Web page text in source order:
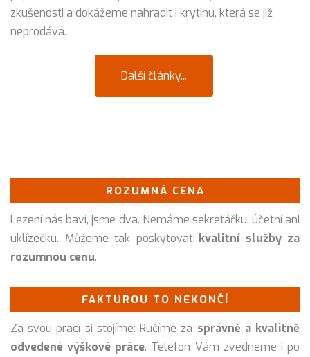
zkušenosti a dokážeme nahradit i krytinu, která se již
neprodává.
Další články...
ROZUMNÁ CENA
Lezení nás baví, jsme dva. Nemáme sekretářku, účetní ani
uklízečku. Můžeme tak poskytovat kvalitní služby za
rozumnou cenu.
FAKTUROU TO NEKONČÍ
Za svou prací si stojíme: Ručíme za správně a kvalitně
odvedené výškové práce. Telefon Vám zvedneme i po